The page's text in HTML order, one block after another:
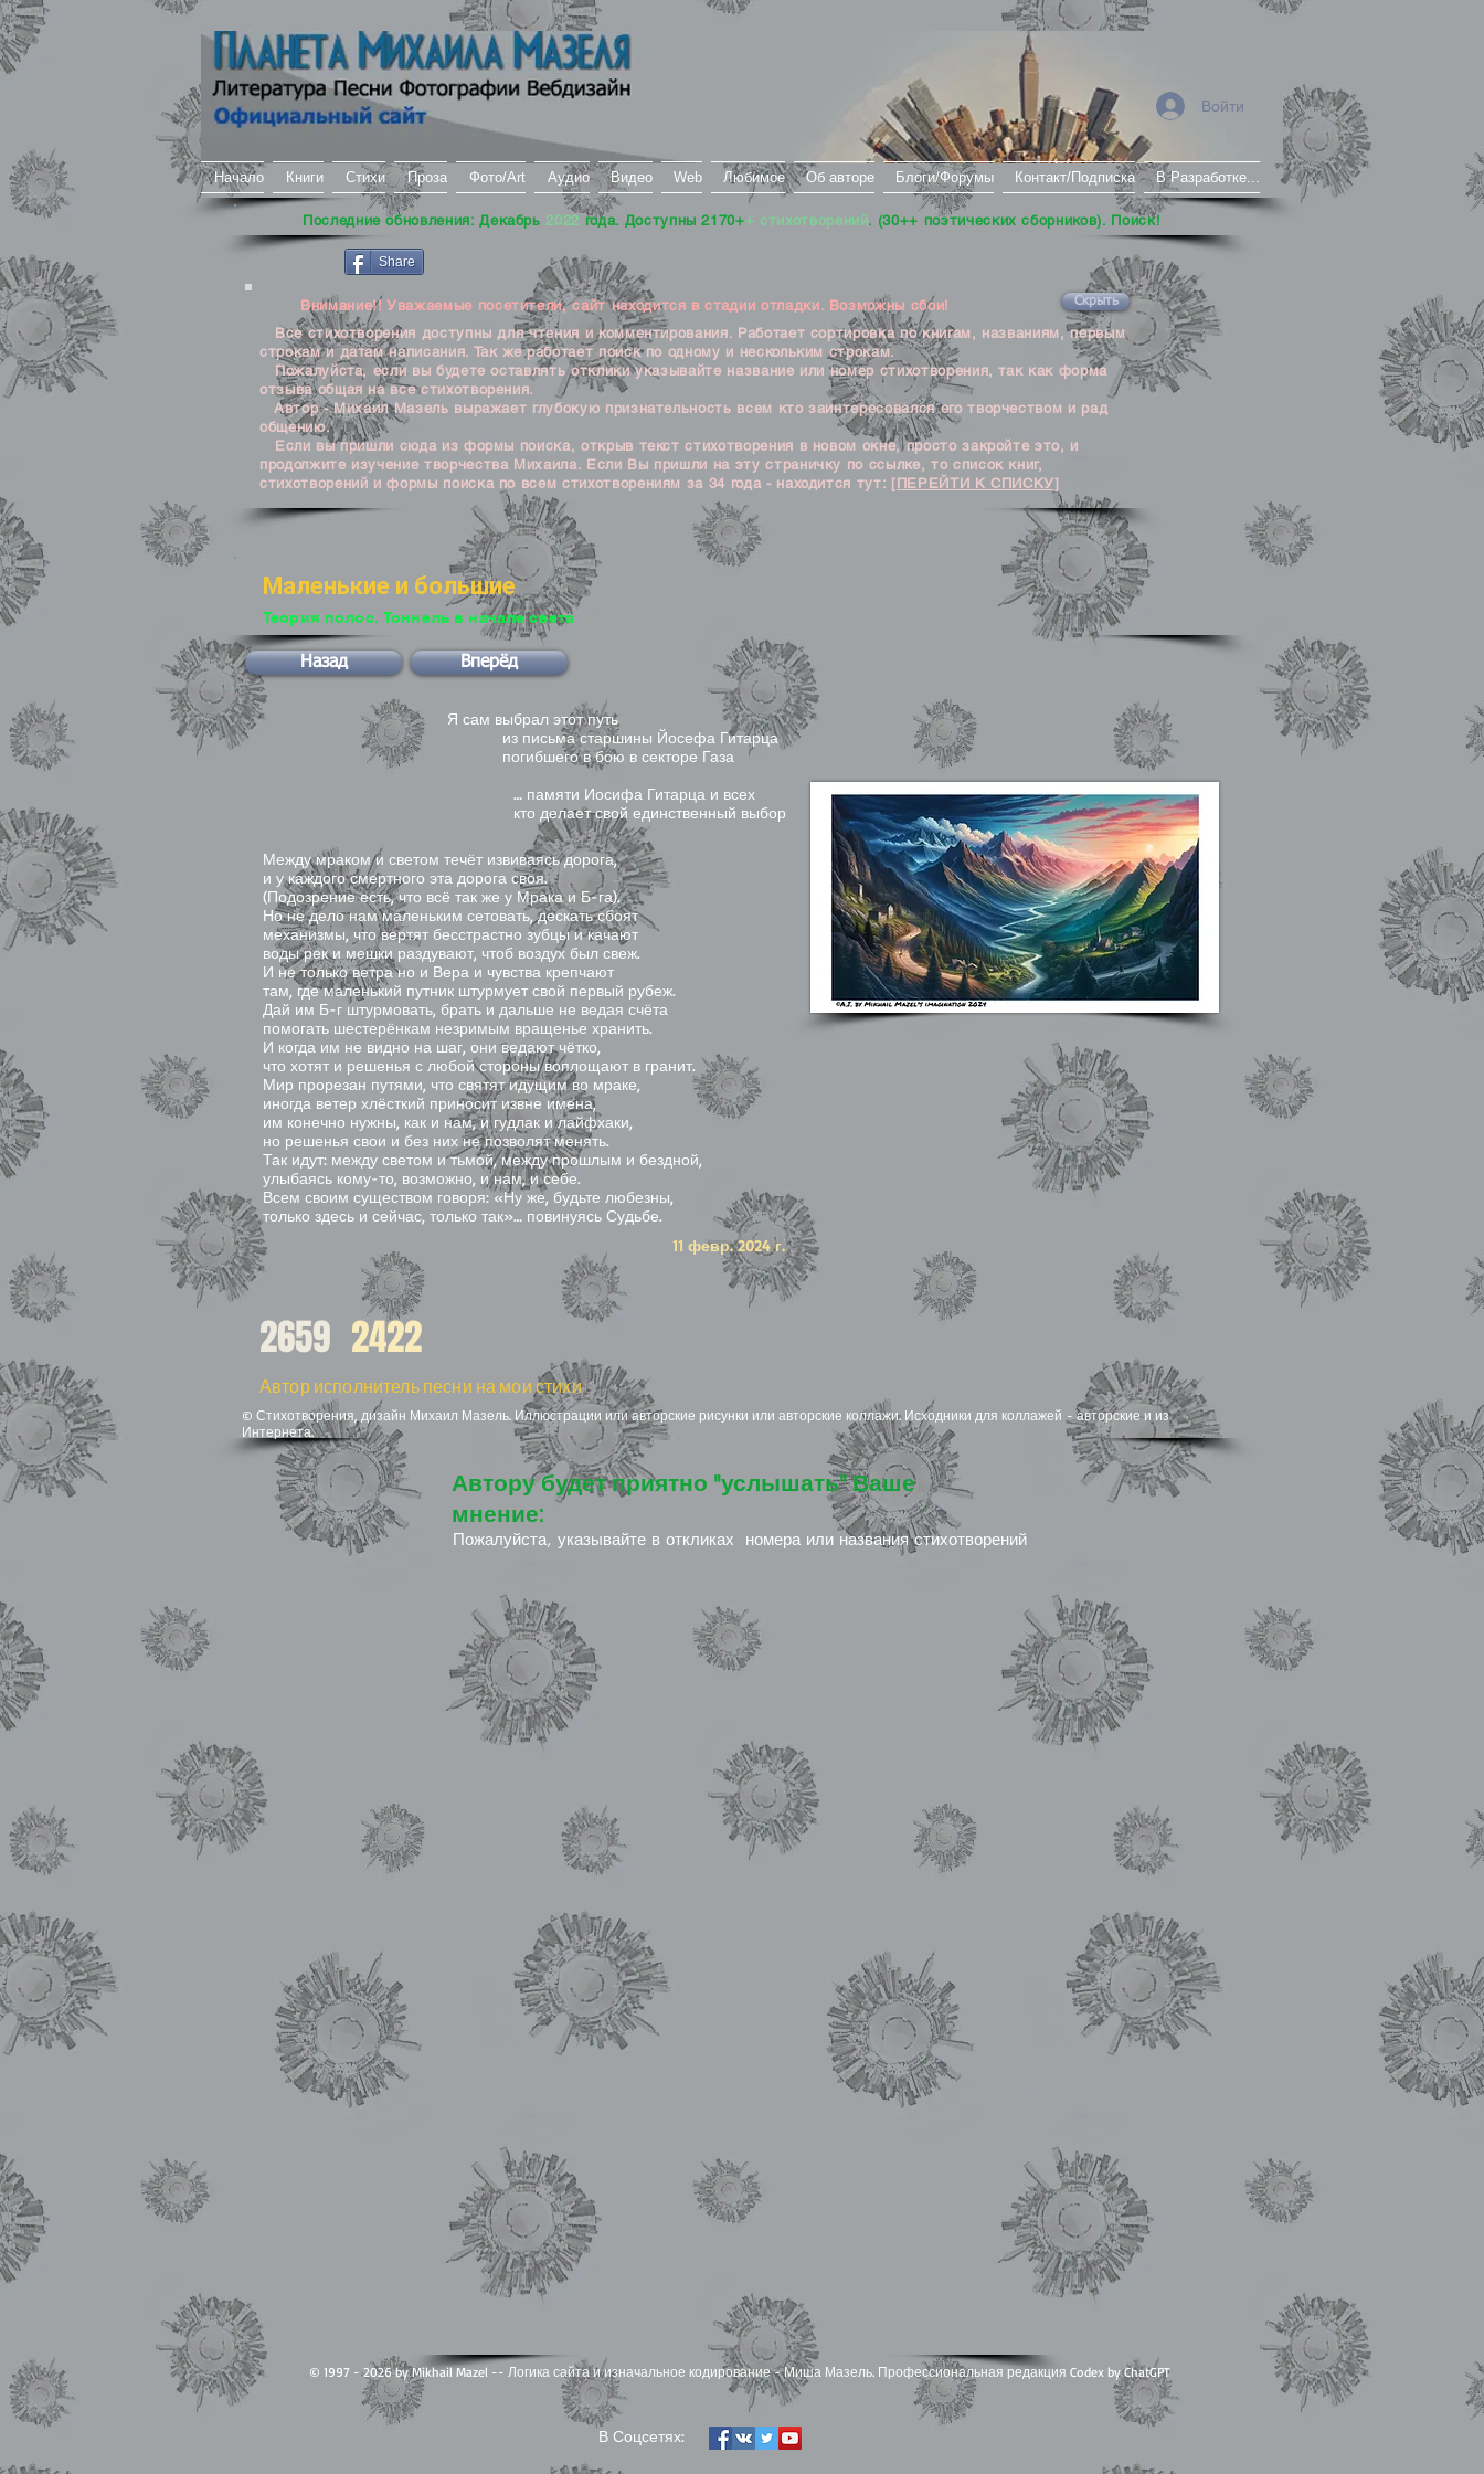
Начало Книги Стихи Проза Фото/Art Аудио Видео Web Любимое Об авторе Блоги/Форумы Контакт/Подписка В Разработке...
Войти
Последние обновления: Декабрь 2022 года. Доступны 2170++ стихотворений. (30++ поэтических сборников). Поиск!
Share
Внимание!! Уважаемые посетители, сайт находится в стадии отладки. Возможны сбои! Скрыть
Все стихотворения доступны для чтения и комментирования. Работает сортировка по книгам, названиям, первым
строкам и датам написания. Так же работает поиск по одному и нескольким строкам.
Пожалуйста, если вы будете оставлять отклики указывайте название или номер стихотворения, так как форма
отзыва общая на все стихотворения.
Автор - Михаил Мазель выражает глубокую признательность всем кто заинтересовался его творчеством и рад
общению.
Если вы пришли сюда из формы поиска, открыв текст стихотворения в новом окне, просто закройте это, и
продолжите изучение творчества Михаила. Если Вы пришли на эту страничку по ссылке, то список книг,
стихотворений и формы поиска по всем стихотворениям за 34 года - находится тут: [ПЕРЕЙТИ К СПИСКУ]
Маленькие и большие
Теория полос. Тоннель в начале света
Назад Вперёд
Я сам выбрал этот путь
из письма старшины Йосефа Гитарца
погибшего в бою в секторе Газа
… памяти Иосифа Гитарца и всех
кто делает свой единственный выбор
Между мраком и светом течёт извиваясь дорога,
и у каждого смертного эта дорога своя.
(Подозрение есть, что всё так же у Мрака и Б-га).
Но не дело нам маленьким сетовать, дескать сбоят
механизмы, что вертят бесстрастно зубцы и качают
воды рек и мешки раздувают, чтоб воздух был свеж.
И не только ветра но и Вера и чувства крепчают
там, где маленький путник штурмует свой первый рубеж.
Дай им Б-г штурмовать, брать и дальше не ведая счёта
помогать шестерёнкам незримым вращенье хранить.
И когда им не видно на шаг, они ведают чётко,
что хотят и решенья с любой стороны воплощают в гранит.
Мир прорезан путями, что святят идущим во мраке,
иногда ветер хлёсткий приносит извне имена,
им конечно нужны, как и нам, и гудлак и лайфхаки,
но решенья свои и без них не позволят менять.
Так идут: между светом и тьмой, между прошлым и бездной,
улыбаясь кому-то, возможно, и нам, и себе.
Всем своим существом говоря: «Ну же, будьте любезны,
только здесь и сейчас, только так»… повинуясь Судьбе.
11 февр. 2024 г.
2659 2422
Автор исполнитель песни на мои стихи
© Стихотворения, дизайн Михаил Мазель. Иллюстрации или авторские рисунки или авторские коллажи. Исходники для коллажей - авторские и из
Интернета.
Автору будет приятно "услышать" Ваше
мнение:
Пожалуйста, указывайте в откликах номера или названия стихотворений
© 1997 - 2026 by Mikhail Mazel -- Логика сайта и изначальное кодирование - Миша Мазель. Профессиональная редакция Codex by ChatGPT
​В Соцсетях: